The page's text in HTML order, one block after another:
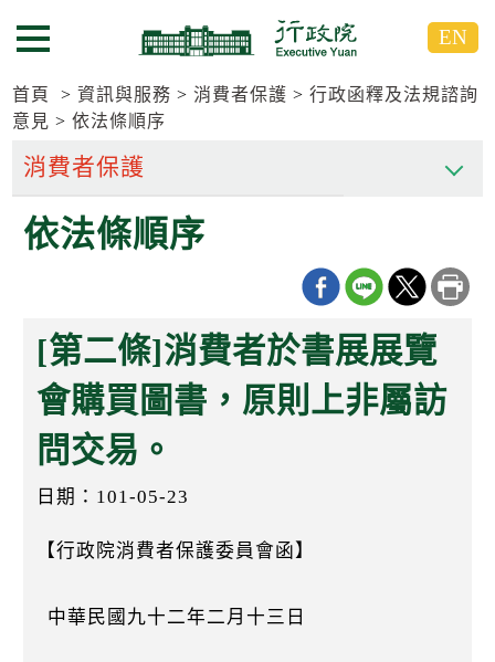
到
要
內
塊
到
要
內
塊
選單按鈕 EN
首頁 資訊與服務 消費者保護
行政函釋及法規諮詢
意見
依法條順序
依法條順序
[第二條]消費者於書展展覽
會購買圖書，原則上非屬訪
問交易。
日期：101-05-23
【行政院消費者保護委員會函】
中華民國九十二年二月十三日